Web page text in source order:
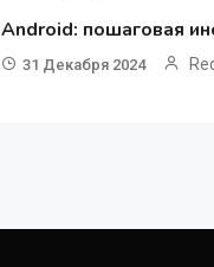
Android: пошаговая
31 Декабря 2024